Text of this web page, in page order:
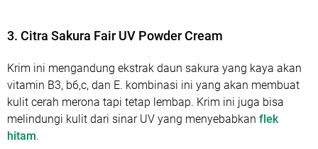
3. Citra Sakura Fair UV Powder Cream
Krim ini mengandung ekstrak daun sakura yang kaya akan
vitamin B3, b6,c, dan E. kombinasi ini yang akan membuat
kulit cerah merona tapi tetap lembap. Krim ini juga bisa
melindungi kulit dari sinar UV yang menyebabkan flek
hitam.